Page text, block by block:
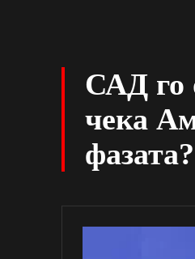
САД го
чека
фазата?